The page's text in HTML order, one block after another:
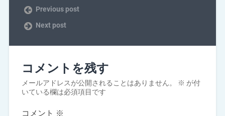
Previous post
Next post
コメントを残す
メールアドレスが公開されることはありません。 ※ が付
いている欄は必須項目です
コメント ※